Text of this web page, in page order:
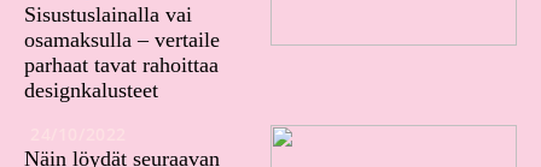
Sisustuslainalla vai
osamaksulla – vertaile
parhaat tavat rahoittaa
designkalusteet
Näin löydät seuraavan